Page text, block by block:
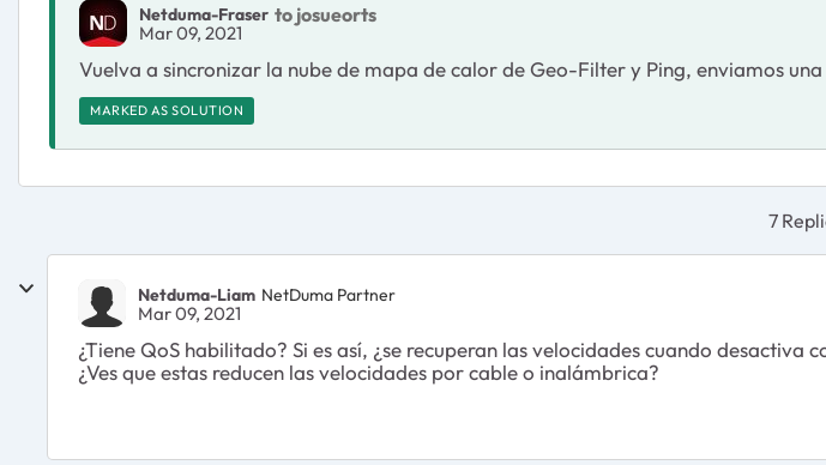
Netduma-Fraser to josueorts
Mar 09, 2021
Vuelva a sincronizar la nube de mapa de calor de Geo-Filter y Ping, enviamos
MARKED AS SOLUTION
7
Netduma-Liam NetDuma Partner
Mar 09, 2021
¿Tiene QoS habilitado? Si es así, ¿se recuperan las velocidades cuando
¿Ves que estas reducen las velocidades por cable o inalámbrica?